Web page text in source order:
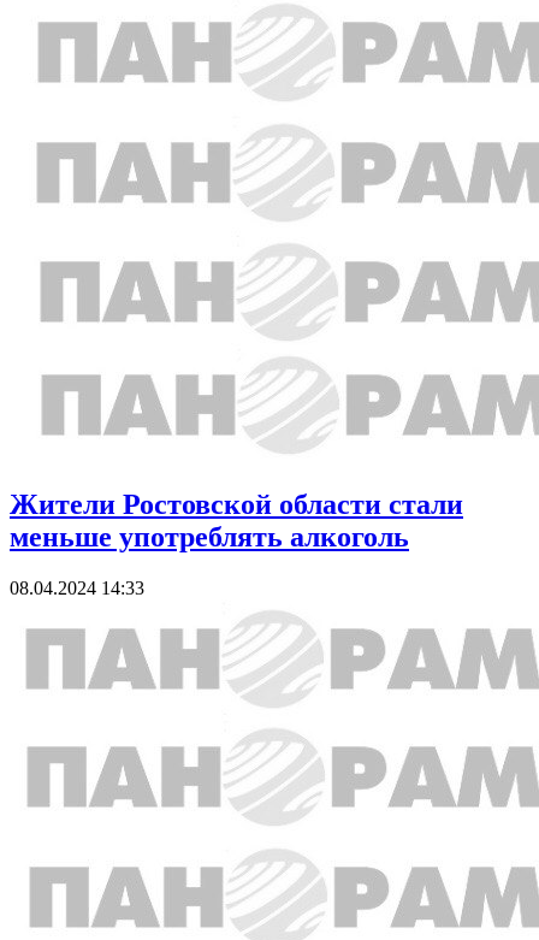
Жители Ростовской области стали
меньше употреблять алкоголь
08.04.2024 14:33